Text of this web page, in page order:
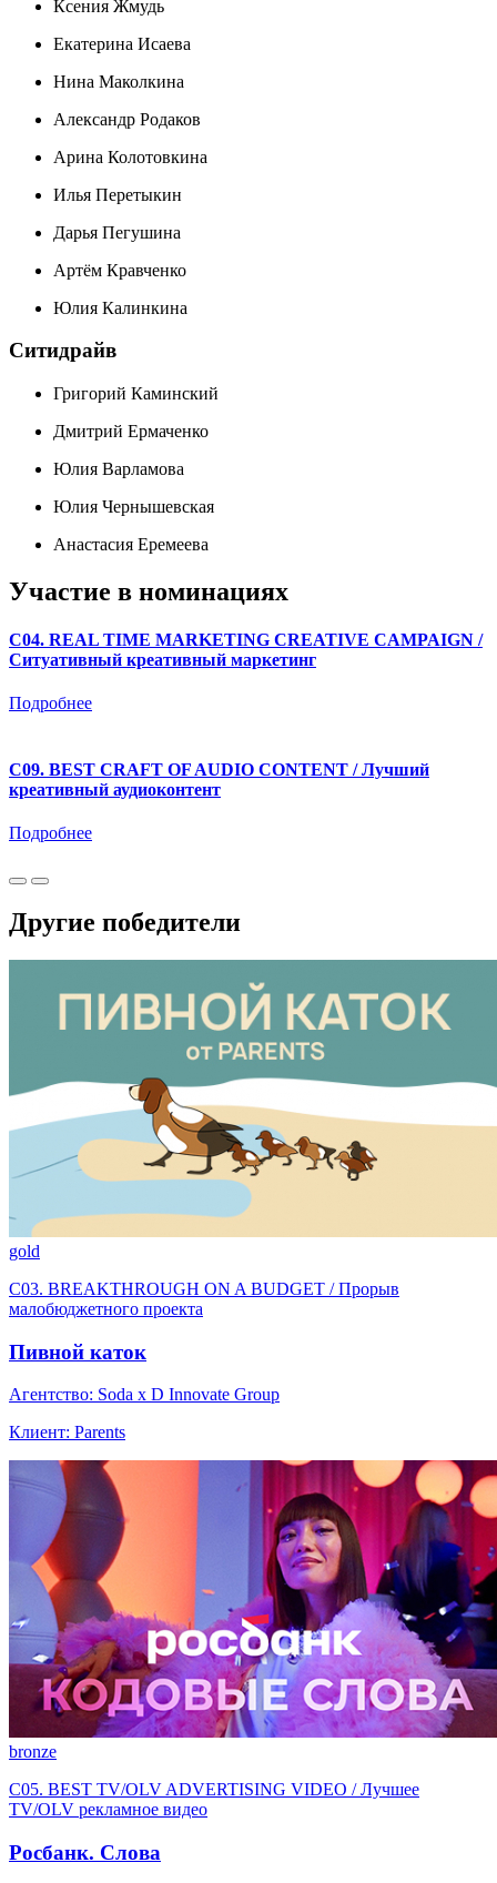
Ксения Жмудь
Екатерина Исаева
Нина Маколкина
Александр Родаков
Арина Колотовкина
Илья Перетыкин
Дарья Пегушина
Артём Кравченко
Юлия Калинкина
Cитидрайв
Григорий Каминский
Дмитрий Ермаченко
Юлия Варламова
Юлия Чернышевская
Анастасия Еремеева
Участие в номинациях
C04. REAL TIME MARKETING CREATIVE CAMPAIGN /
Ситуативный креативный маркетинг
Подробнее
C09. BEST CRAFT OF AUDIO CONTENT / Лучший
креативный аудиоконтент
Подробнее
Другие победители
gold
C03. BREAKTHROUGH ON A BUDGET / Прорыв
малобюджетного проекта
Пивной каток
Агентство: Soda x D Innovate Group
Клиент: Parents
bronze
C05. BEST TV/OLV ADVERTISING VIDEO / Лучшее
TV/OLV рекламное видео
Росбанк. Слова